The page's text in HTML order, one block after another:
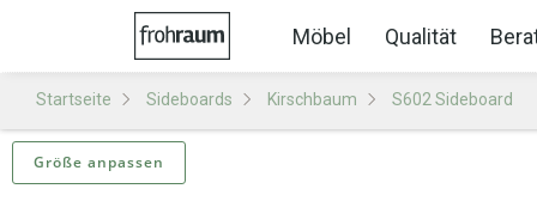
Möbel Qualität
Startseite Sideboards Kirschbaum S602 Sideboard
Größe anpassen